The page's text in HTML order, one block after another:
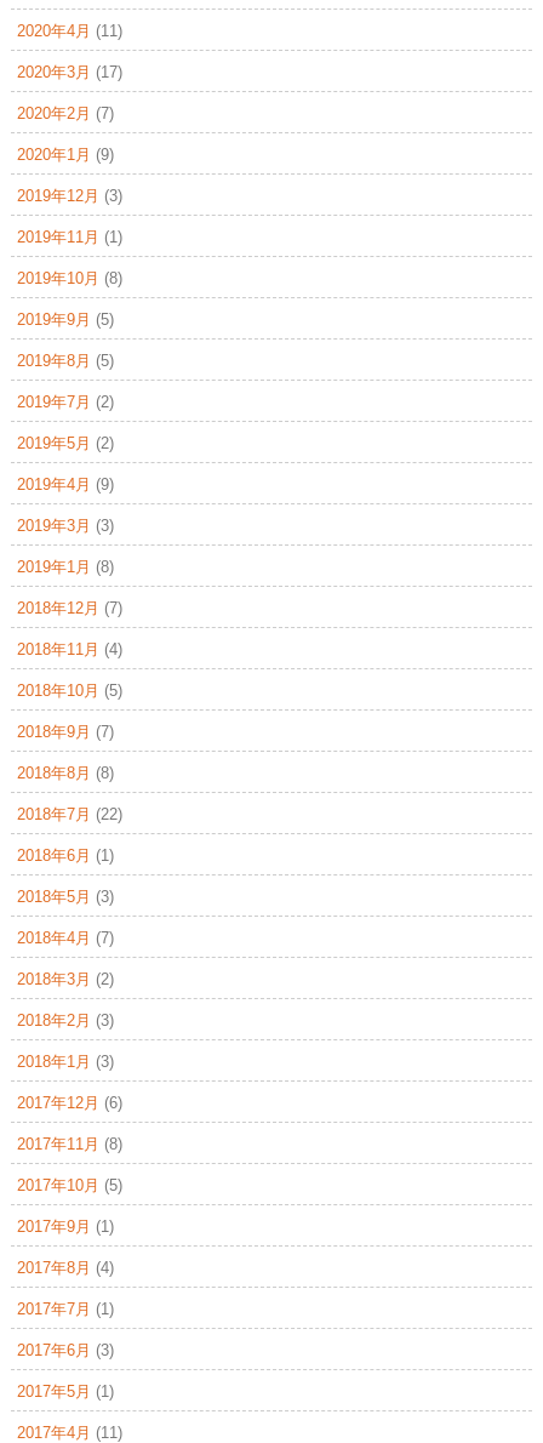
2020年4月 (11)
2020年3月 (17)
2020年2月 (7)
2020年1月 (9)
2019年12月 (3)
2019年11月 (1)
2019年10月 (8)
2019年9月 (5)
2019年8月 (5)
2019年7月 (2)
2019年5月 (2)
2019年4月 (9)
2019年3月 (3)
2019年1月 (8)
2018年12月 (7)
2018年11月 (4)
2018年10月 (5)
2018年9月 (7)
2018年8月 (8)
2018年7月 (22)
2018年6月 (1)
2018年5月 (3)
2018年4月 (7)
2018年3月 (2)
2018年2月 (3)
2018年1月 (3)
2017年12月 (6)
2017年11月 (8)
2017年10月 (5)
2017年9月 (1)
2017年8月 (4)
2017年7月 (1)
2017年6月 (3)
2017年5月 (1)
2017年4月 (11)